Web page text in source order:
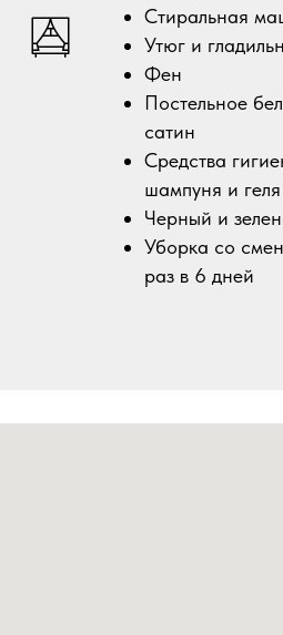
Стиральная
Утюг и
Фен
Постельное
сатин
Средства
шампуня и
Черный и
Уборка со
раз в 6 дней